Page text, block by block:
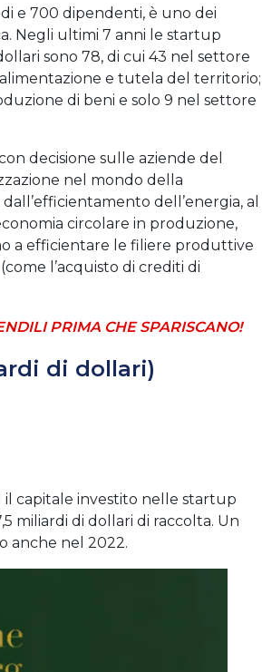
e 700 dipendenti, è uno dei
Negli ultimi 7 anni le startup
sono 78, di cui 43 nel settore
e tutela del territorio;
di beni e solo 9 nel settore
decisione sulle aziende del
nel mondo della
dell’energia, al
circolare in produzione,
a efficientare le filiere produttive
l’acquisto di crediti di
PRIMA CHE SPARISCANO!
di dollari)
il capitale investito nelle startup
miliardi di dollari di raccolta. Un
anche nel 2022.